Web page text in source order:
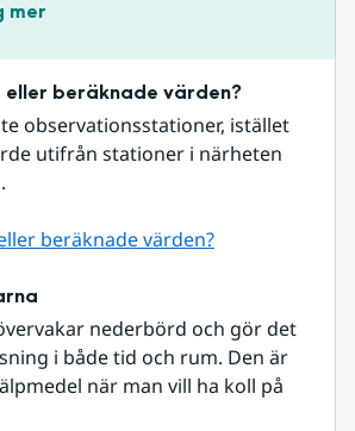
mer
beräknade värden?
observationsstationer, istället
utifrån stationer i närheten
beräknade värden?
nederbörd och gör det
i både tid och rum. Den är
när man vill ha koll på